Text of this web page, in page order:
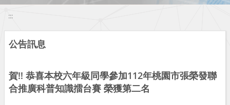
:::
公告訊息
賀!! 恭喜本校六年級同學參加112年桃園市張榮發聯
合推廣科普知識擂台賽 榮獲第二名